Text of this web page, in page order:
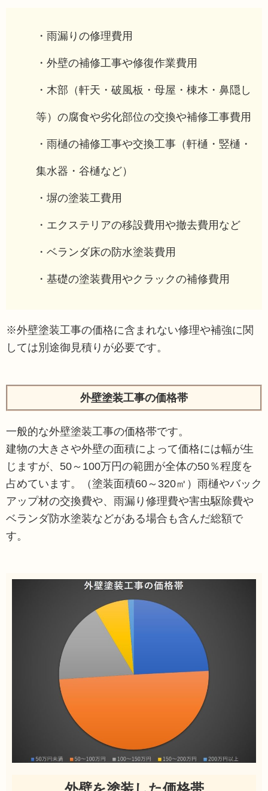
・雨漏りの修理費用
・外壁の補修工事や修復作業費用
・木部（軒天・破風板・母屋・棟木・鼻隠し
等）の腐食や劣化部位の交換や補修工事費用
・雨樋の補修工事や交換工事（軒樋・竪樋・
集水器・谷樋など）
・塀の塗装工費用
・エクステリアの移設費用や撤去費用など
・ベランダ床の防水塗装費用
・基礎の塗装費用やクラックの補修費用
※外壁塗装工事の価格に含まれない修理や補強に関
しては別途御見積りが必要です。
外壁塗装工事の価格帯
一般的な外壁塗装工事の価格帯です。
建物の大きさや外壁の面積によって価格には幅が生
じますが、50～100万円の範囲が全体の50％程度を
占めています。（塗装面積60～320㎡）雨樋やバック
アップ材の交換費や、雨漏り修理費や害虫駆除費や
ベランダ防水塗装などがある場合も含んだ総額で
す。